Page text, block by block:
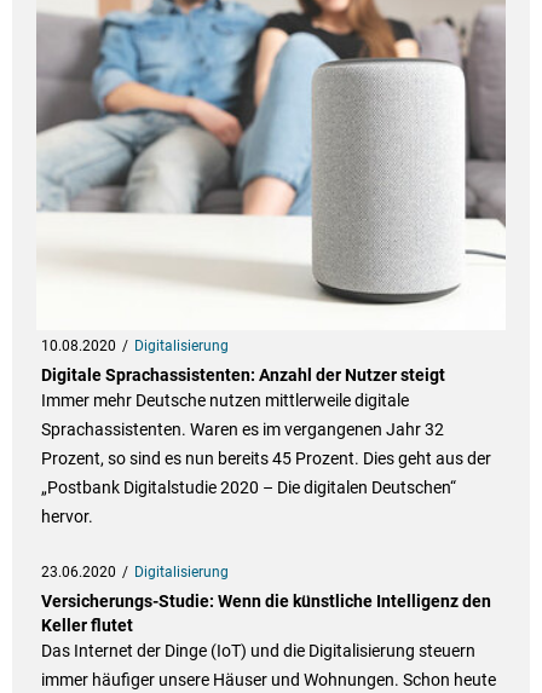
10.08.2020 Digitalisierung
Digitale Sprachassistenten: Anzahl der Nutzer steigt
Immer mehr Deutsche nutzen mittlerweile digitale
Sprachassistenten. Waren es im vergangenen Jahr 32
Prozent, so sind es nun bereits 45 Prozent. Dies geht aus der
„Postbank Digitalstudie 2020 – Die digitalen Deutschen“
hervor.
23.06.2020 Digitalisierung
Versicherungs-Studie: Wenn die künstliche Intelligenz den
Keller flutet
Das Internet der Dinge (IoT) und die Digitalisierung steuern
immer häufiger unsere Häuser und Wohnungen. Schon heute